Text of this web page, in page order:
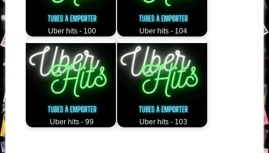
Uber hits - 100 Uber hits - 104
Uber hits - 99 Uber hits - 103